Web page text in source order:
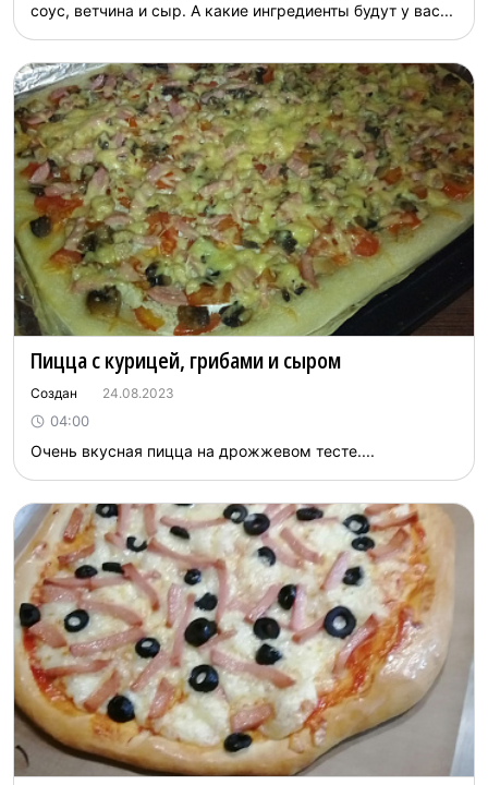
соус, ветчина и сыр. А какие ингредиенты будут у вас...
Пицца с курицей, грибами и сыром
Создан 24.08.2023
04:00
Очень вкусная пицца на дрожжевом тесте....